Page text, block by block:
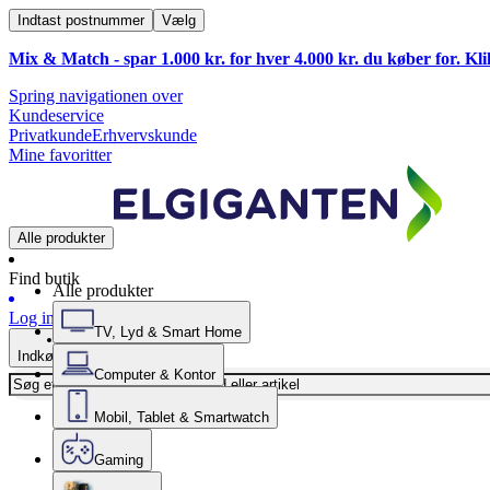
Indtast postnummer Vælg
Mix & Match - spar 1.000 kr. for hver 4.000 kr. du køber for.
Spring navigationen over
Kundeservice
PrivatkundeErhvervskunde
Mine favoritter
Alle produkter
Find butik
Log ind
Indkøbskurv
Alle produkter
TV, Lyd & Smart Home
Computer & Kontor
Mobil, Tablet & Smartwatch
Gaming